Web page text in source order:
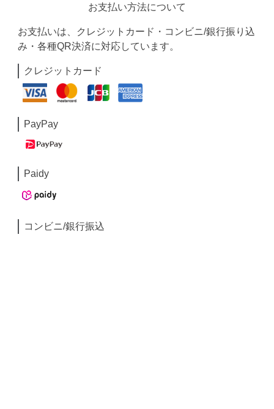
お支払い方法について
お支払いは、クレジットカード・コンビニ/銀行振り込
み・各種QR決済に対応しています。
クレジットカード
PayPay
Paidy
コンビニ/銀行振込